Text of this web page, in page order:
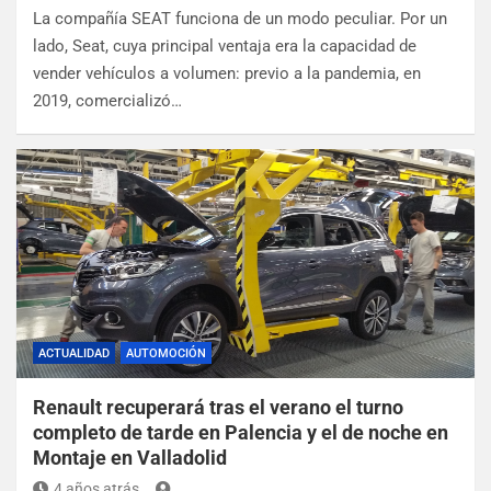
La compañía SEAT funciona de un modo peculiar. Por un
lado, Seat, cuya principal ventaja era la capacidad de
vender vehículos a volumen: previo a la pandemia, en
2019, comercializó…
ACTUALIDAD AUTOMOCIÓN
Renault recuperará tras el verano el turno
completo de tarde en Palencia y el de noche en
Montaje en Valladolid